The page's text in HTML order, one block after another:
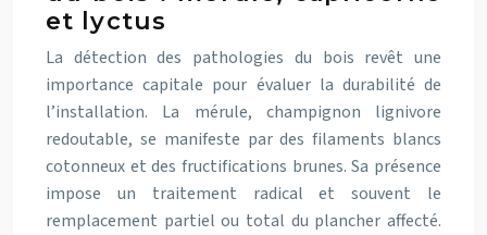
et lyctus
La détection des pathologies du bois revêt une
importance capitale pour évaluer la durabilité de
l’installation. La mérule, champignon lignivore
redoutable, se manifeste par des filaments blancs
cotonneux et des fructifications brunes. Sa présence
impose un traitement radical et souvent le
remplacement partiel ou total du plancher affecté.